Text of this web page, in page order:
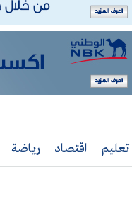
تعليم اقتصاد رياضة